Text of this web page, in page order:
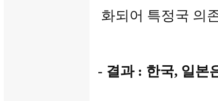
화되어 특정국 의
- 결과 : 한국, 일본